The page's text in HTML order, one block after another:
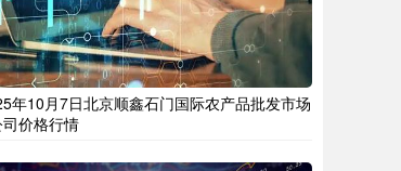
年10月7日北京顺鑫石门国际农产品批发市场
价格行情